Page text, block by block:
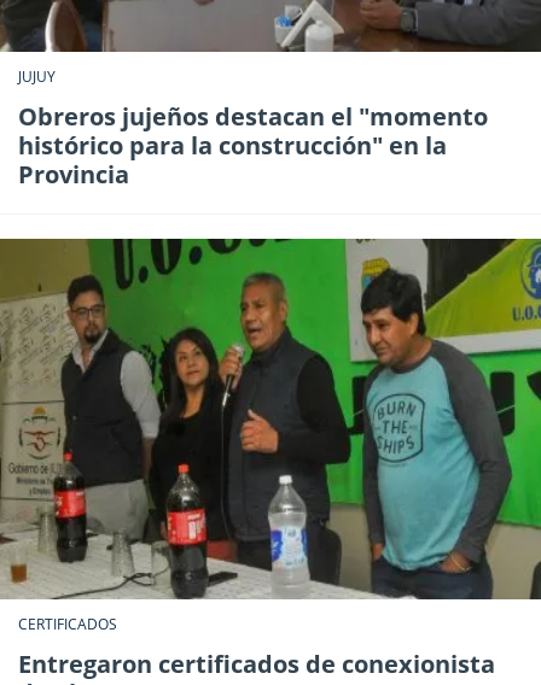
JUJUY
Obreros jujeños destacan el "momento
histórico para la construcción" en la
Provincia
CERTIFICADOS
Entregaron certificados de conexionista